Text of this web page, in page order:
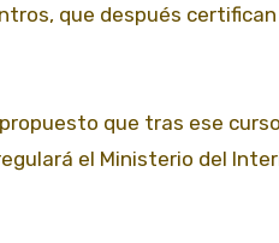
que después
que tras ese
el Ministerio del